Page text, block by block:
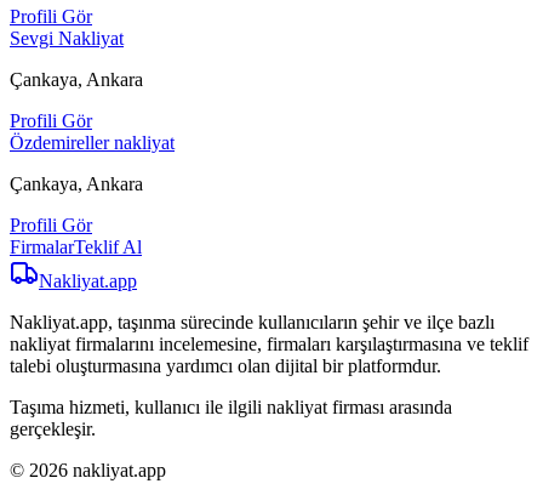
Profili Gör
Sevgi Nakliyat
Çankaya, Ankara
Profili Gör
Özdemireller nakliyat
Çankaya, Ankara
Profili Gör
FirmalarTeklif Al
Nakliyat.app
Nakliyat.app, taşınma sürecinde kullanıcıların şehir ve ilçe bazlı
nakliyat firmalarını incelemesine, firmaları karşılaştırmasına ve teklif
talebi oluşturmasına yardımcı olan dijital bir platformdur.
Taşıma hizmeti, kullanıcı ile ilgili nakliyat firması arasında
gerçekleşir.
© 2026 nakliyat.app